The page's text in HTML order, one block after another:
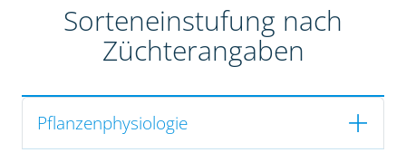
Sorteneinstufung nach
Züchterangaben
Pflanzenphysiologie